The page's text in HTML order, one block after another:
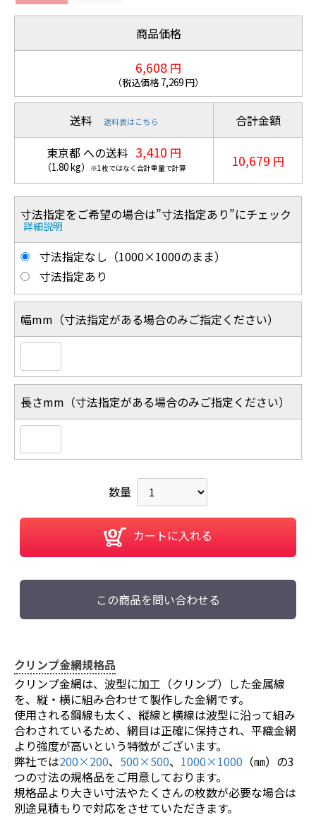
商品価格
6,608 円
（税込価格7,269円）
送料 送料表はこちら
東京都 への送料 3,410 円
（1.80kg） ※1枚ではなく合計重量で計算
合計金額
10,679 円
寸法指定をご希望の場合は”寸法指定あり”にチェック
詳細説明
寸法指定なし（1000×1000のまま）
寸法指定あり
幅mm（寸法指定がある場合のみご指定ください）
長さmm（寸法指定がある場合のみご指定ください）
数量
カートに入れる
この商品を問い合わせる
クリンプ金網規格品
クリンプ金網は、波型に加工（クリンプ）した金属線
を、縦・横に組み合わせて製作した金網です。
使用される鋼線も太く、縦線と横線は波型に沿って組み
合わされているため、網目は正確に保持され、平織金網
より強度が高いという特徴がございます。
弊社では200×200、 500×500、 1000×1000 （㎜）の3
つの寸法の規格品をご用意しております。
規格品より大きい寸法やたくさんの枚数が必要な場合は
別途見積もりで対応をさせていただきます。